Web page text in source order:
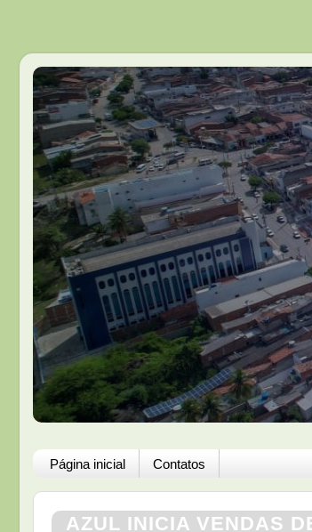
Página inicial Contatos
AZUL INICIA VENDAS